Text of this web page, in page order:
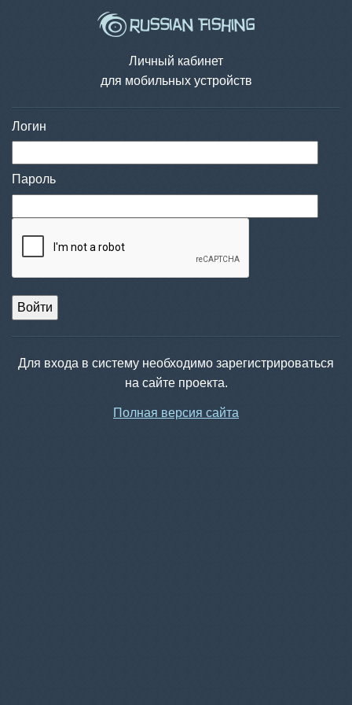
Личный кабинет
для мобильных устройств
Логин
Пароль
Войти
Для входа в систему необходимо зарегистрироваться
на сайте проекта.
Полная версия сайта